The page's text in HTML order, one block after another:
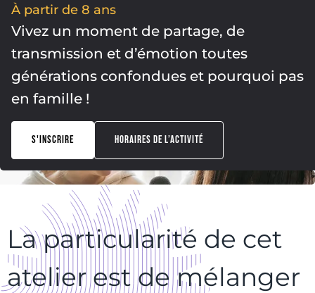
À partir de 8 ans
Vivez un moment de partage, de
transmission et d’émotion toutes
générations confondues et pourquoi pas
en famille !
S'INSCRIRE HORAIRES DE L’ACTIVITÉ
La particularité de cet
atelier est de mélanger